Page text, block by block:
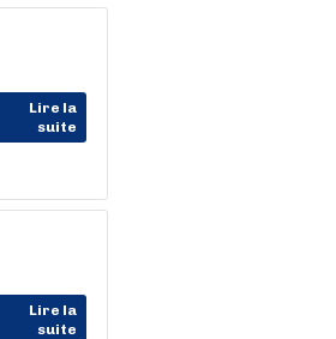
Lire la
suite
Lire la
suite